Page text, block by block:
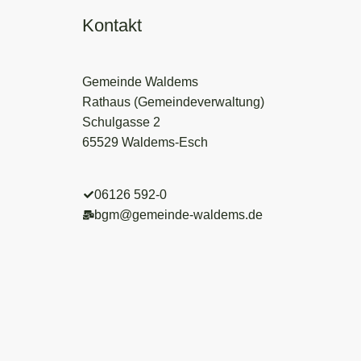
Kontakt
Gemeinde Waldems
Rathaus (Gemeindeverwaltung)
Schulgasse 2
65529 Waldems-Esch
06126 592-0
bgm@gemeinde-waldems.de